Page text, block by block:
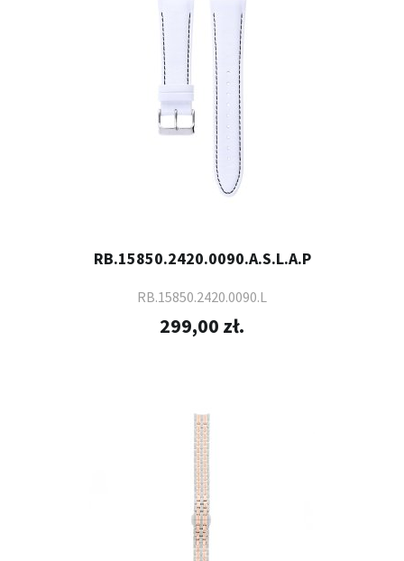
RB.15850.2420.0090.A.S.L.A.P
RB.15850.2420.0090.L
299,00 zł.